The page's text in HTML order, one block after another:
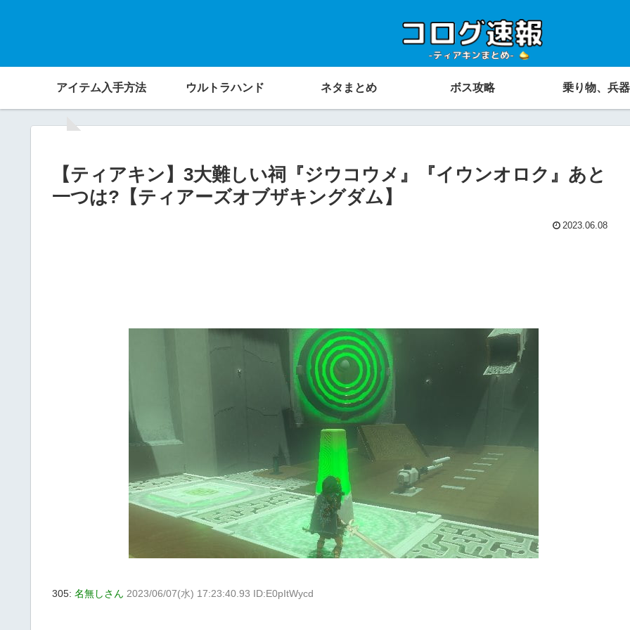
アイテム入手方法 ウルトラハンド ネタまとめ ボス攻略 乗り物、兵器
【ティアキン】3大難しい祠『ジウコウメ』『イウンオロク』あと
一つは?【ティアーズオブザキングダム】
2023.06.08
305: 名無しさん 2023/06/07(水) 17:23:40.93 ID:E0pItWycd